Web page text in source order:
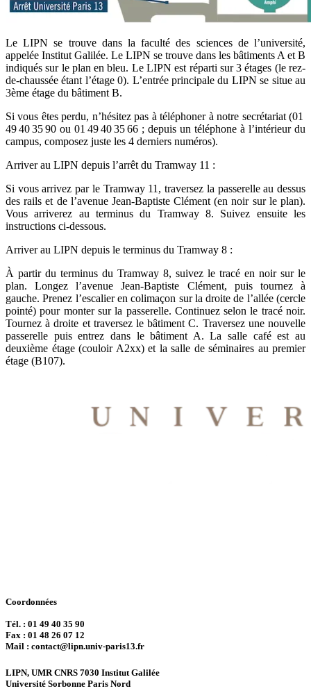
Le LIPN se trouve dans la faculté des sciences de l’université,
appelée Institut Galilée. Le LIPN se trouve dans les bâtiments A et B
indiqués sur le plan en bleu. Le LIPN est réparti sur 3 étages (le rez-
de-chaussée étant l’étage 0). L’entrée principale du LIPN se situe au
3ème étage du bâtiment B.
Si vous êtes perdu, n’hésitez pas à téléphoner à notre secrétariat (01
49 40 35 90 ou 01 49 40 35 66 ; depuis un téléphone à l’intérieur du
campus, composez juste les 4 derniers numéros).
Arriver au LIPN depuis l’arrêt du Tramway 11 :
Si vous arrivez par le Tramway 11, traversez la passerelle au dessus
des rails et de l’avenue Jean-Baptiste Clément (en noir sur le plan).
Vous arriverez au terminus du Tramway 8. Suivez ensuite les
instructions ci-dessous.
Arriver au LIPN depuis le terminus du Tramway 8 :
À partir du terminus du Tramway 8, suivez le tracé en noir sur le
plan. Longez l’avenue Jean-Baptiste Clément, puis tournez à
gauche. Prenez l’escalier en colimaçon sur la droite de l’allée (cercle
pointé) pour monter sur la passerelle. Continuez selon le tracé noir.
Tournez à droite et traversez le bâtiment C. Traversez une nouvelle
passerelle puis entrez dans le bâtiment A. La salle café est au
deuxième étage (couloir A2xx) et la salle de séminaires au premier
étage (B107).
Coordonnées
Tél. : 01 49 40 35 90
Fax : 01 48 26 07 12
Mail : contact@lipn.univ-paris13.fr
LIPN, UMR CNRS 7030 Institut Galilée
Université Sorbonne Paris Nord